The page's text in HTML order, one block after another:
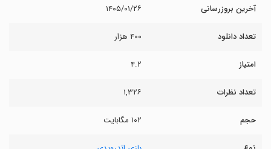
آخرین بروزرسانی ۱۴۰۵/۰۱/۲۶
تعداد دانلود ۴۰۰ هزار
امتیاز ۴.۲
تعداد نظرات ۱,۳۲۶
حجم ۱۰۲ مگابایت